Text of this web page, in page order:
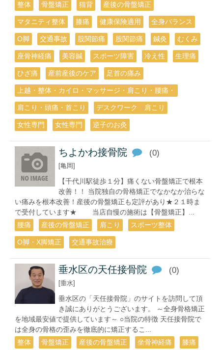
整体
骨盤矯正 猫背 産後の骨盤矯正
マタニティ整体 膝痛 健康保険適用 全身バランス
О脚 交通事故 股関節痛 股関節痛 鍼灸 むくみ
座骨神経痛 美容鍼 スポーツ障害 冷え性 生理痛
ひざ痛 産前産後のケア 足首の痛み
上越・整体・カイロ・マッサージ・肩こり・腰痛・
肩こり・頭痛・首こり デスクワーク 肩こり
女性専門 女性専門 逆子のお灸
ちよかわ接骨院 (0)
[亀岡]
【千代川駅徒歩１分】痛くない骨盤矯正で根本
改善！！ 当院独自の骨格矯正でなかなか治らな
い痛みを根本改善！産後の骨盤矯正も定評があり★２１時ま
で受付しています★ 当店自慢の施術は【骨盤矯正】...
腰痛
産後の骨盤矯正 肩こり スポーツ整体
O脚・X脚矯正 交通事故治療
垂水区の天任接骨院 (0)
[垂水]
垂水区の「天任接骨院」のサイトを訪問して頂
き誠にありがとうございます。 ～全身骨格矯正
を地域最安値で提供しています～ ○当院の特徴 天任接骨院で
は全身の骨格の歪みを徹底的に矯正するこ...
整体
骨盤矯正 産後の骨盤矯正 坐骨神経痛 膝痛